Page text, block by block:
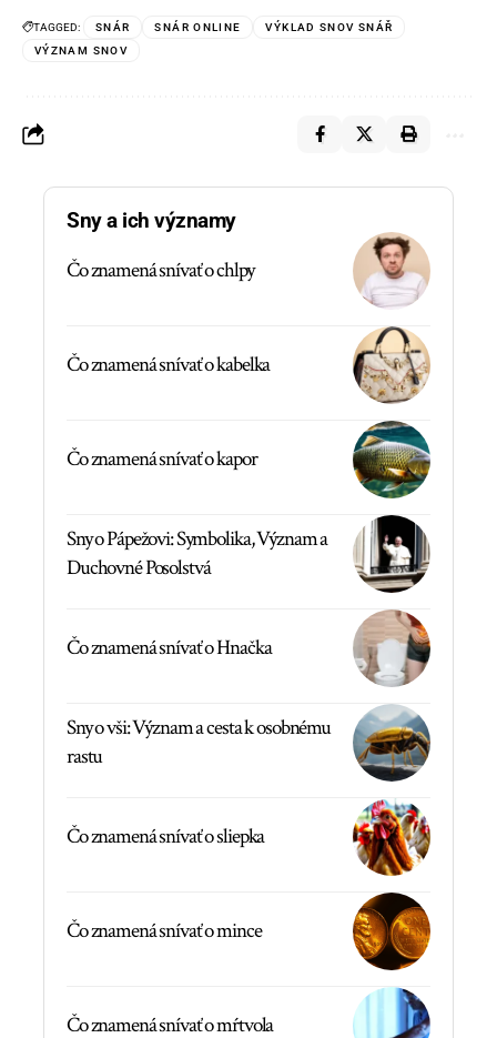
TAGGED: SNÁR SNÁR ONLINE
VÝKLAD SNOV SNÁŘ
VÝZNAM SNOV
Sny a ich významy
Čo znamená snívať o chlpy
Čo znamená snívať o kabelka
Čo znamená snívať o kapor
Sny o Pápežovi: Symbolika, Význam a
Duchovné Posolstvá
Čo znamená snívať o Hnačka
Sny o vši: Význam a cesta k osobnému
rastu
Čo znamená snívať o sliepka
Čo znamená snívať o mince
Čo znamená snívať o mŕtvola